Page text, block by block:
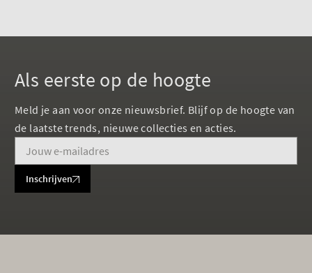
Als eerste op de hoogte
Meld je aan voor onze nieuwsbrief. Blijf op de hoogte van
de laatste trends, nieuwe collecties en acties.
Inschrijven